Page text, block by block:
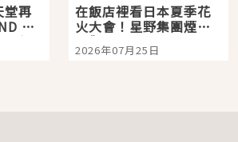
堂再
原
新
3分
在飯店裡看日本夏季花
火大會！星野集團煙火
景觀飯店6選，讓你不用
人擠人悠閒欣賞
2026年07月25日